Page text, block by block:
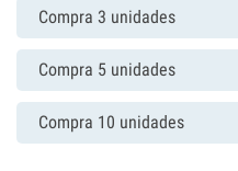
Compra 3 unidades
Compra 5 unidades
Compra 10 unidades